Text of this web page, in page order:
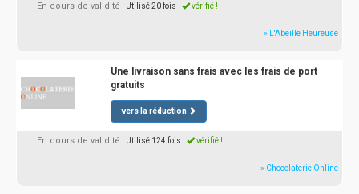
En cours de validité | Utilisé 20 fois vérifié !
» L'Abeille Heureuse
Une livraison sans frais avec les frais de port
gratuits
vers la réduction
En cours de validité | Utilisé 124 fois vérifié !
» Chocolaterie Online